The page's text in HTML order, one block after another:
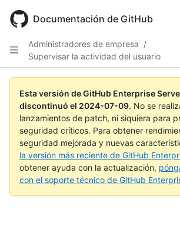
main
Documentación de GitHub
Administradores de empresa /
Supervisar la actividad del usuario
Esta versión de GitHub Enterprise
discontinuó el 2024-07-09. No se
lanzamientos de patch, ni siquiera para
seguridad críticos. Para obtener
seguridad mejorada y nuevas
la versión más reciente de GitHub
obtener ayuda con la actualización,
con el soporte técnico de GitHub